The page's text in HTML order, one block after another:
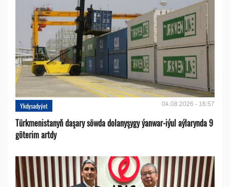
Ykdysadyýet 04.08.2026 - 16:57
Türkmenistanyň daşary söwda dolanyşygy ýanwar-iýul aýlarynda 9
göterim artdy